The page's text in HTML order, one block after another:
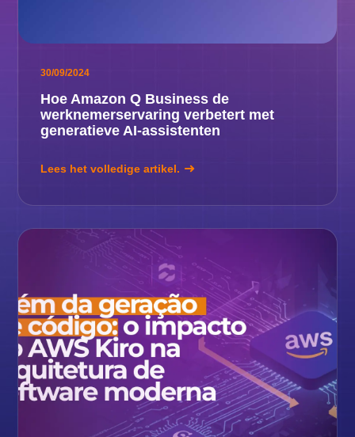
30/09/2024
Hoe Amazon Q Business de
werknemerservaring verbetert met
generatieve AI-assistenten
Lees het volledige artikel.